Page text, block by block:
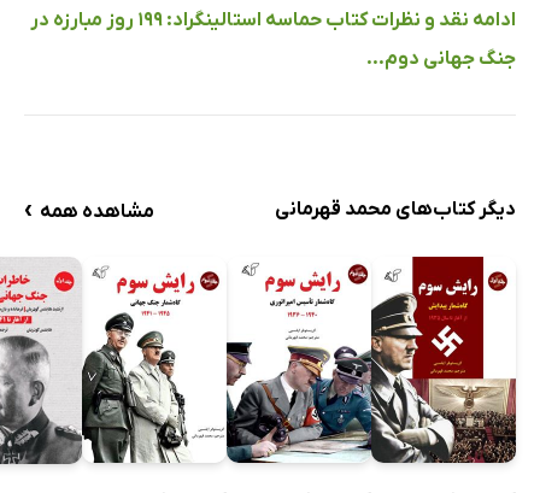
ادامه نقد و نظرات کتاب حماسه استالینگراد: 199 روز مبارزه در
جنگ جهانی دوم...
دیگر کتاب‌های محمد قهرمانی مشاهده همه ›